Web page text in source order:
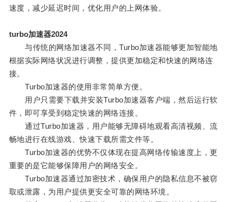
速度，减少延迟时间，优化用户的上网体验。
turbo加速器2024
与传统的网络加速器不同，Turbo加速器能够更加智能地
根据实际网络状况进行调整，提供更加稳定和快速的网络连
接。
Turbo加速器的使用非常简单方便。
用户只需要下载并安装Turbo加速器客户端，然后运行软
件，即可享受到稳定快速的网络连接。
通过Turbo加速器，用户能够无障碍地观看高清视频、流
畅地进行在线游戏、快速下载所需文件等。
Turbo加速器的优势不仅体现在提高网络传输速度上，更
重要的是它能够保障用户的网络安全。
Turbo加速器通过加密技术，确保用户的隐私信息不被窃
取或泄露，为用户提供更安全可靠的网络环境。